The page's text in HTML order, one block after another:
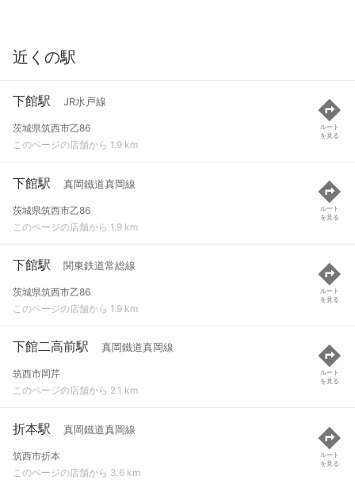
近くの駅
下館駅 JR水戸線
茨城県筑西市乙86
このページの店舗から 1.9 km
ルート
を見る
下館駅 真岡鐵道真岡線
茨城県筑西市乙86
このページの店舗から 1.9 km
ルート
を見る
下館駅 関東鉄道常総線
茨城県筑西市乙86
このページの店舗から 1.9 km
ルート
を見る
下館二高前駅 真岡鐵道真岡線
筑西市岡芹
このページの店舗から 2.1 km
ルート
を見る
折本駅 真岡鐵道真岡線
筑西市折本
このページの店舗から 3.6 km
ルート
を見る